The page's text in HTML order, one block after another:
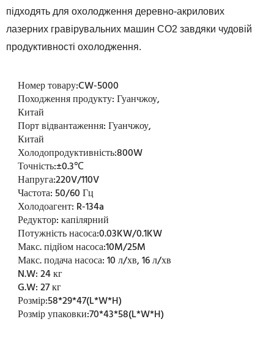
підходять для охолодження деревно-акрилових
лазерних гравірувальних машин CO2 завдяки чудовій
продуктивності охолодження.
Номер товару:CW-5000
Походження продукту:Гуанчжоу,
Китай
Порт відвантаження:Гуанчжоу,
Китай
Холодопродуктивність:800W
Точність:±0.3℃
Напруга:220V/110V
Частота:50/60 Гц
Холодоагент: R-134a
Редуктор:капілярний
Потужність насоса:0.03KW/0.1KW
Макс. підйом насоса:10M/25M
Макс. подача насоса:10 л/хв, 16 л/хв
N.W:24 кг
G.W:27 кг
Розмір:58*29*47(L*W*H)
Розмір упаковки:70*43*58(L*W*H)